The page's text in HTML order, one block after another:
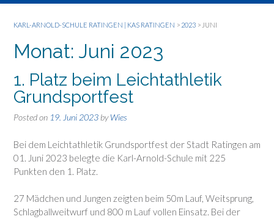
KARL-ARNOLD-SCHULE RATINGEN | KAS RATINGEN > 2023 > JUNI
Monat: Juni 2023
1. Platz beim Leichtathletik
Grundsportfest
Posted on 19. Juni 2023byWies
Bei dem Leichtathletik Grundsportfest der Stadt Ratingen am
01. Juni 2023 belegte die Karl-Arnold-Schule mit 225
Punkten den 1. Platz.
27 Mädchen und Jungen zeigten beim 50m Lauf, Weitsprung,
Schlagballweitwurf und 800 m Lauf vollen Einsatz. Bei der